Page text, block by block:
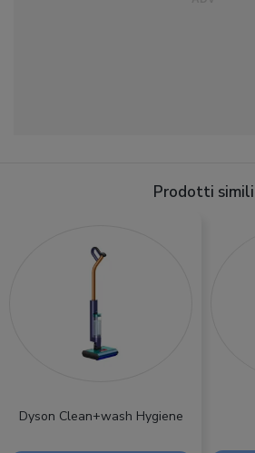
Prodotti simili
Dyson Clean+wash Hygiene